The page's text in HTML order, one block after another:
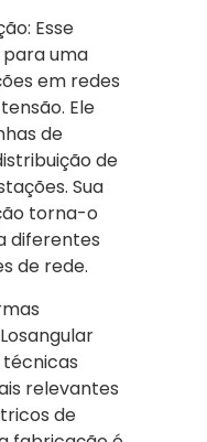
Esse
uma
em redes
Ele
de
de
Sua
torna-o
diferentes
de rede.
técnicas
relevantes
de